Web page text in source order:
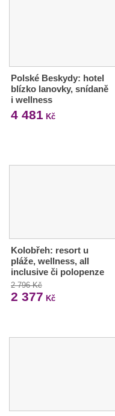
Polské Beskydy: hotel
blízko lanovky, snídaně
i wellness
4 481 Kč
Kolobřeh: resort u
pláže, wellness, all
inclusive či polopenze
2 796 Kč
2 377 Kč